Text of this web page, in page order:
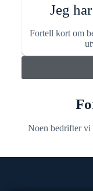
Jeg har
Fortell kort om
Noen bedrifter vi